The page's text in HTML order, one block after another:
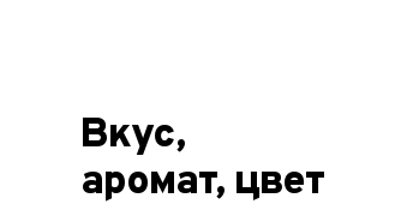
Вкус,
аромат, цвет